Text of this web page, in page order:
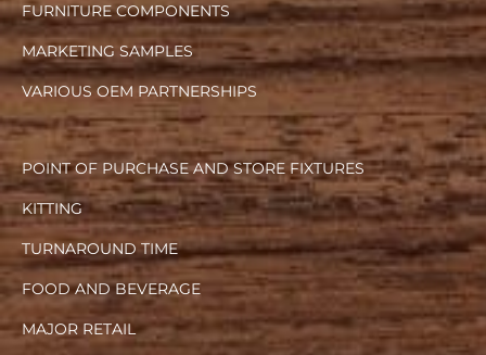
FURNITURE COMPONENTS
MARKETING SAMPLES
VARIOUS OEM PARTNERSHIPS
POINT OF PURCHASE AND STORE FIXTURES
KITTING
TURNAROUND TIME
FOOD AND BEVERAGE
MAJOR RETAIL